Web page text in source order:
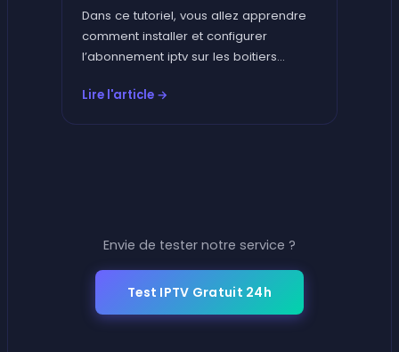
Dans ce tutoriel, vous allez apprendre
comment installer et configurer
l’abonnement iptv sur les boitiers…
Lire l'article →
Envie de tester notre service ?
Test IPTV Gratuit 24h